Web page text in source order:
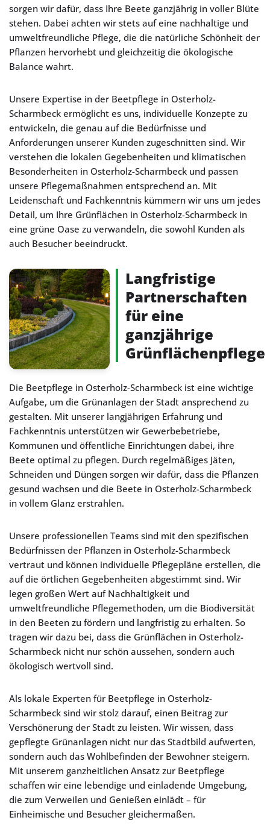
sorgen wir dafür, dass Ihre Beete ganzjährig in voller Blüte
stehen. Dabei achten wir stets auf eine nachhaltige und
umweltfreundliche Pflege, die die natürliche Schönheit der
Pflanzen hervorhebt und gleichzeitig die ökologische
Balance wahrt.
Unsere Expertise in der Beetpflege in Osterholz-
Scharmbeck ermöglicht es uns, individuelle Konzepte zu
entwickeln, die genau auf die Bedürfnisse und
Anforderungen unserer Kunden zugeschnitten sind. Wir
verstehen die lokalen Gegebenheiten und klimatischen
Besonderheiten in Osterholz-Scharmbeck und passen
unsere Pflegemaßnahmen entsprechend an. Mit
Leidenschaft und Fachkenntnis kümmern wir uns um jedes
Detail, um Ihre Grünflächen in Osterholz-Scharmbeck in
eine grüne Oase zu verwandeln, die sowohl Kunden als
auch Besucher beeindruckt.
Langfristige
Partnerschaften
für eine
ganzjährige
Grünflächenpflege
Die Beetpflege in Osterholz-Scharmbeck ist eine wichtige
Aufgabe, um die Grünanlagen der Stadt ansprechend zu
gestalten. Mit unserer langjährigen Erfahrung und
Fachkenntnis unterstützen wir Gewerbebetriebe,
Kommunen und öffentliche Einrichtungen dabei, ihre
Beete optimal zu pflegen. Durch regelmäßiges Jäten,
Schneiden und Düngen sorgen wir dafür, dass die Pflanzen
gesund wachsen und die Beete in Osterholz-Scharmbeck
in vollem Glanz erstrahlen.
Unsere professionellen Teams sind mit den spezifischen
Bedürfnissen der Pflanzen in Osterholz-Scharmbeck
vertraut und können individuelle Pflegepläne erstellen, die
auf die örtlichen Gegebenheiten abgestimmt sind. Wir
legen großen Wert auf Nachhaltigkeit und
umweltfreundliche Pflegemethoden, um die Biodiversität
in den Beeten zu fördern und langfristig zu erhalten. So
tragen wir dazu bei, dass die Grünflächen in Osterholz-
Scharmbeck nicht nur schön aussehen, sondern auch
ökologisch wertvoll sind.
Als lokale Experten für Beetpflege in Osterholz-
Scharmbeck sind wir stolz darauf, einen Beitrag zur
Verschönerung der Stadt zu leisten. Wir wissen, dass
gepflegte Grünanlagen nicht nur das Stadtbild aufwerten,
sondern auch das Wohlbefinden der Bewohner steigern.
Mit unserem ganzheitlichen Ansatz zur Beetpflege
schaffen wir eine lebendige und einladende Umgebung,
die zum Verweilen und Genießen einlädt – für
Einheimische und Besucher gleichermaßen.